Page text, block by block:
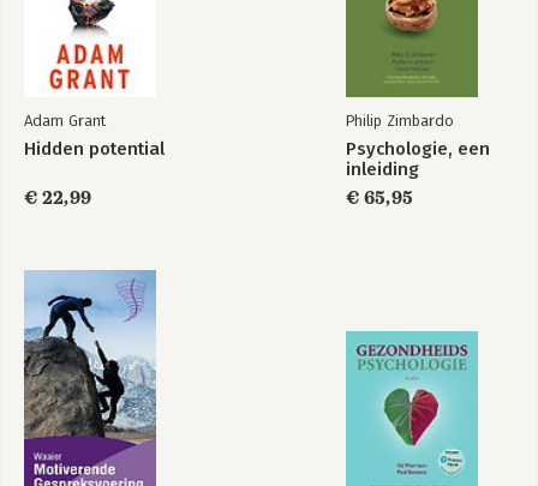
Adam Grant
Hidden potential
€ 22,99
Philip Zimbardo
Psychologie, een
inleiding
€ 65,95